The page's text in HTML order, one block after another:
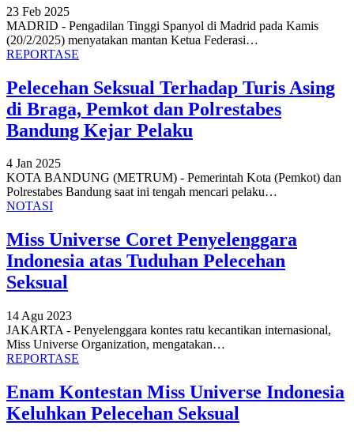
23 Feb 2025
MADRID - Pengadilan Tinggi Spanyol di Madrid pada Kamis
(20/2/2025) menyatakan mantan Ketua Federasi…
REPORTASE
Pelecehan Seksual Terhadap Turis Asing
di Braga, Pemkot dan Polrestabes
Bandung Kejar Pelaku
4 Jan 2025
KOTA BANDUNG (METRUM) - Pemerintah Kota (Pemkot) dan
Polrestabes Bandung saat ini tengah mencari pelaku…
NOTASI
Miss Universe Coret Penyelenggara
Indonesia atas Tuduhan Pelecehan
Seksual
14 Agu 2023
JAKARTA - Penyelenggara kontes ratu kecantikan internasional,
Miss Universe Organization, mengatakan…
REPORTASE
Enam Kontestan Miss Universe Indonesia
Keluhkan Pelecehan Seksual